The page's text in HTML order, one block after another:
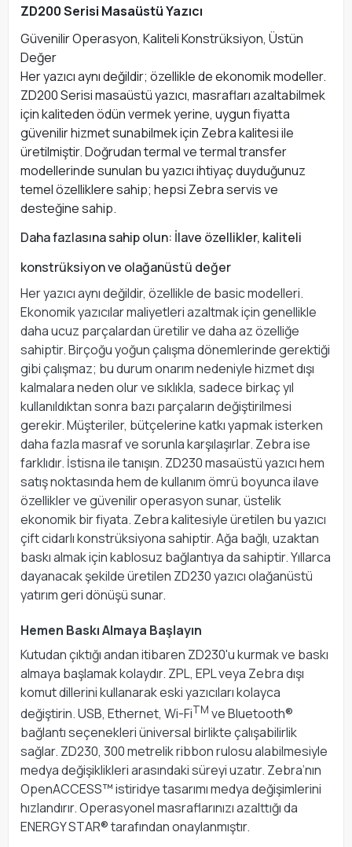
ZD200 Serisi Masaüstü Yazıcı
Güvenilir Operasyon, Kaliteli Konstrüksiyon, Üstün
Değer
Her yazıcı aynı değildir; özellikle de ekonomik modeller.
ZD200 Serisi masaüstü yazıcı, masrafları azaltabilmek
için kaliteden ödün vermek yerine, uygun fiyatta
güvenilir hizmet sunabilmek için Zebra kalitesi ile
üretilmiştir. Doğrudan termal ve termal transfer
modellerinde sunulan bu yazıcı ihtiyaç duyduğunuz
temel özelliklere sahip; hepsi Zebra servis ve
desteğine sahip.
Daha fazlasına sahip olun: İlave özellikler, kaliteli
konstrüksiyon ve olağanüstü değer
Her yazıcı aynı değildir, özellikle de basic modelleri.
Ekonomik yazıcılar maliyetleri azaltmak için genellikle
daha ucuz parçalardan üretilir ve daha az özelliğe
sahiptir. Birçoğu yoğun çalışma dönemlerinde gerektiği
gibi çalışmaz; bu durum onarım nedeniyle hizmet dışı
kalmalara neden olur ve sıklıkla, sadece birkaç yıl
kullanıldıktan sonra bazı parçaların değiştirilmesi
gerekir. Müşteriler, bütçelerine katkı yapmak isterken
daha fazla masraf ve sorunla karşılaşırlar. Zebra ise
farklıdır. İstisna ile tanışın. ZD230 masaüstü yazıcı hem
satış noktasında hem de kullanım ömrü boyunca ilave
özellikler ve güvenilir operasyon sunar, üstelik
ekonomik bir fiyata. Zebra kalitesiyle üretilen bu yazıcı
çift cidarlı konstrüksiyona sahiptir. Ağa bağlı, uzaktan
baskı almak için kablosuz bağlantıya da sahiptir. Yıllarca
dayanacak şekilde üretilen ZD230 yazıcı olağanüstü
yatırım geri dönüşü sunar.
Hemen Baskı Almaya Başlayın
Kutudan çıktığı andan itibaren ZD230'u kurmak ve baskı
almaya başlamak kolaydır. ZPL, EPL veya Zebra dışı
komut dillerini kullanarak eski yazıcıları kolayca
değiştirin. USB, Ethernet, Wi-FiTM ve Bluetooth®
bağlantı seçenekleri üniversal birlikte çalışabilirlik
sağlar. ZD230, 300 metrelik ribbon rulosu alabilmesiyle
medya değişiklikleri arasındaki süreyi uzatır. Zebra’nın
OpenACCESS™ istiridye tasarımı medya değişimlerini
hızlandırır. Operasyonel masraflarınızı azalttığı da
ENERGY STAR® tarafından onaylanmıştır.